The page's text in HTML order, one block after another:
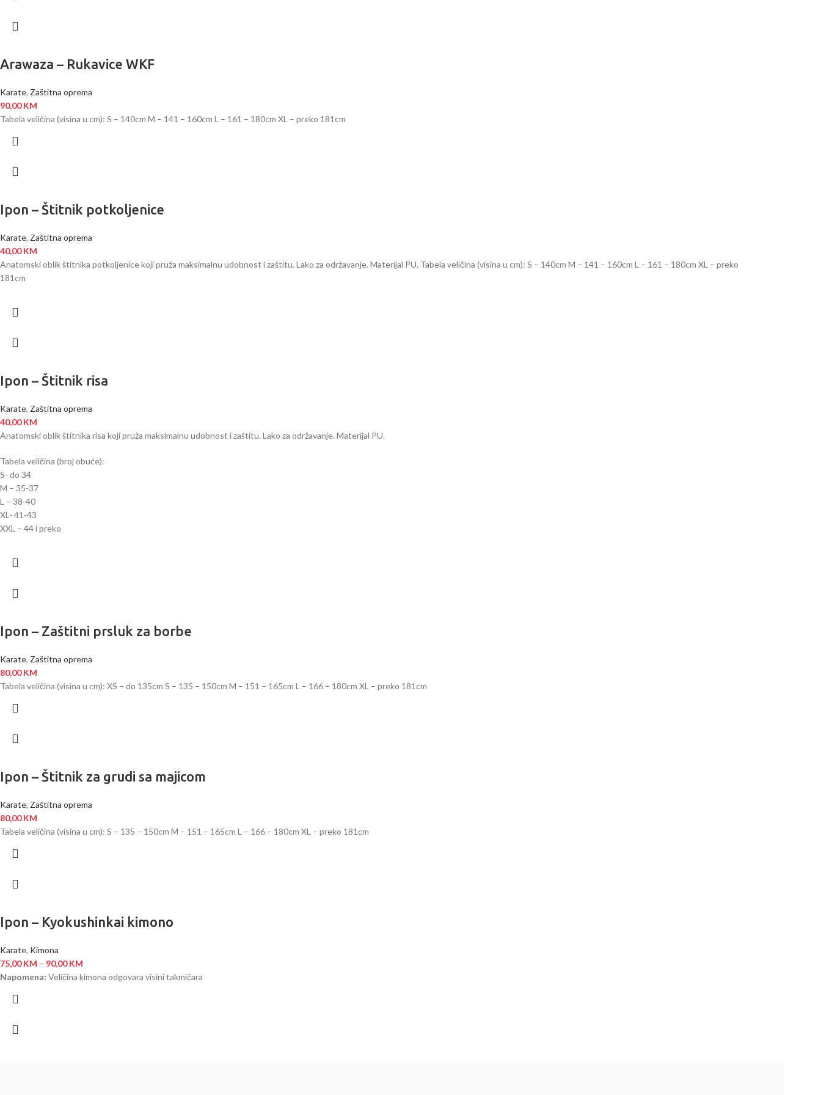
Arawaza – Rukavice WKF
Karate, Zaštitna oprema
90,00KM
Tabela veličina (visina u cm): S – 140cm M – 141 – 160cm L – 161 – 180cm XL – preko 181cm
Ipon – Štitnik potkoljenice
Karate, Zaštitna oprema
40,00KM
Anatomski oblik štitnika potkoljenice koji pruža maksimalnu udobnost i zaštitu. Lako za održavanje. Materijal PU. Tabela veličina (visina u cm): S – 140cm M – 141 – 160cm L – 161 – 180cm XL – preko
181cm
Ipon – Štitnik risa
Karate, Zaštitna oprema
40,00KM
Anatomski oblik štitnika risa koji pruža maksimalnu udobnost i zaštitu. Lako za održavanje. Materijal PU.
Tabela veličina (broj obuće):
S- do 34
M – 35-37
L – 38-40
XL- 41-43
XXL – 44 i preko
Ipon – Zaštitni prsluk za borbe
Karate, Zaštitna oprema
80,00KM
Tabela veličina (visina u cm): XS – do 135cm S – 135 – 150cm M – 151 – 165cm L – 166 – 180cm XL – preko 181cm
Ipon – Štitnik za grudi sa majicom
Karate, Zaštitna oprema
80,00KM
Tabela veličina (visina u cm): S – 135 – 150cm M – 151 – 165cm L – 166 – 180cm XL – preko 181cm
Ipon – Kyokushinkai kimono
Karate, Kimona
75,00KM – 90,00KM
Napomena: Veličina kimona odgovara visini takmičara